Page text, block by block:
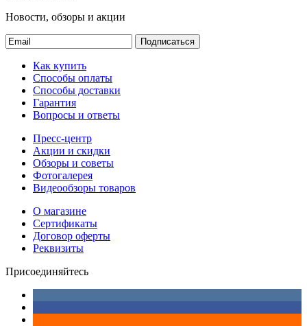
Новости, обзоры и акции
Подписаться
Как купить
Способы оплаты
Способы доставки
Гарантия
Вопросы и ответы
Пресс-центр
Акции и скидки
Обзоры и советы
Фотогалерея
Видеообзоры товаров
О магазине
Сертификаты
Договор оферты
Реквизиты
Присоединяйтесь